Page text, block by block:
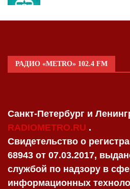
РАДИО «METRO» 102.4 FM
Санкт-Петербург и
RADIOMETRO.RU .
Свидетельство о
68943 от 07.03.2017,
службой по надзору в
информационных